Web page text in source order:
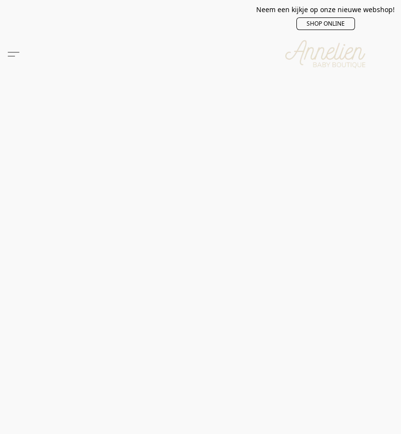
Neem een kijkje op onze nieuwe webshop!
SHOP ONLINE